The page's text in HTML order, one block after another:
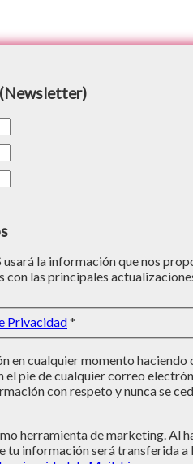
la información que nos
las principales
Privacidad*
en cualquier momento haciendo
el pie de cualquier correo
con respeto y nunca se
herramienta de marketing. Al
tu información será transferida